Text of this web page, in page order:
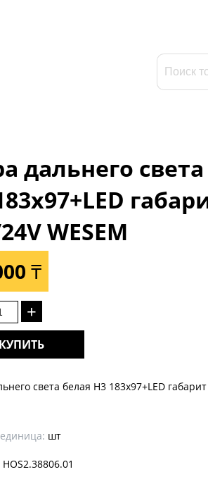
дальнего
WESEM
₸
+
КУПИТЬ
света белая Н3 183x97+LED габарит
шт
HOS2.38806.01